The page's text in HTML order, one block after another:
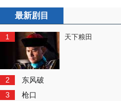
最新剧目
1 天下粮田
2 东风破
3 枪口